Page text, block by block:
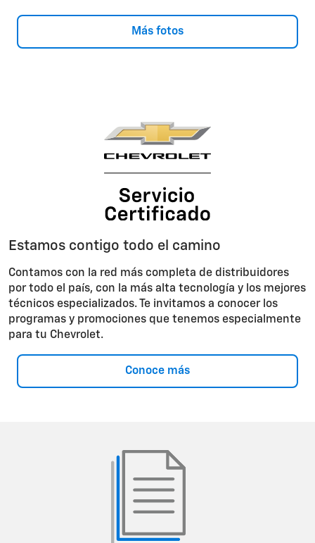
Más fotos
Estamos contigo todo el camino
Contamos con la red más completa de distribuidores
por todo el país, con la más alta tecnología y los mejores
técnicos especializados. Te invitamos a conocer los
programas y promociones que tenemos especialmente
para tu Chevrolet.
Conoce más